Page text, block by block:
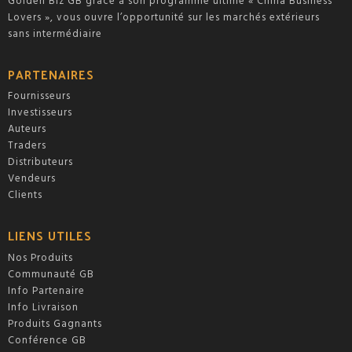
Lovers », vous ouvre l’opportunité sur les marchés extérieurs
sans intermédiaire
PARTENAIRES
Fournisseurs
Investisseurs
Auteurs
Traders
Distributeurs
Vendeurs
Clients
LIENS UTILES
Nos Produits
Communauté GB
Info Partenaire
Info Livraison
Produits Gagnants
Conférence GB